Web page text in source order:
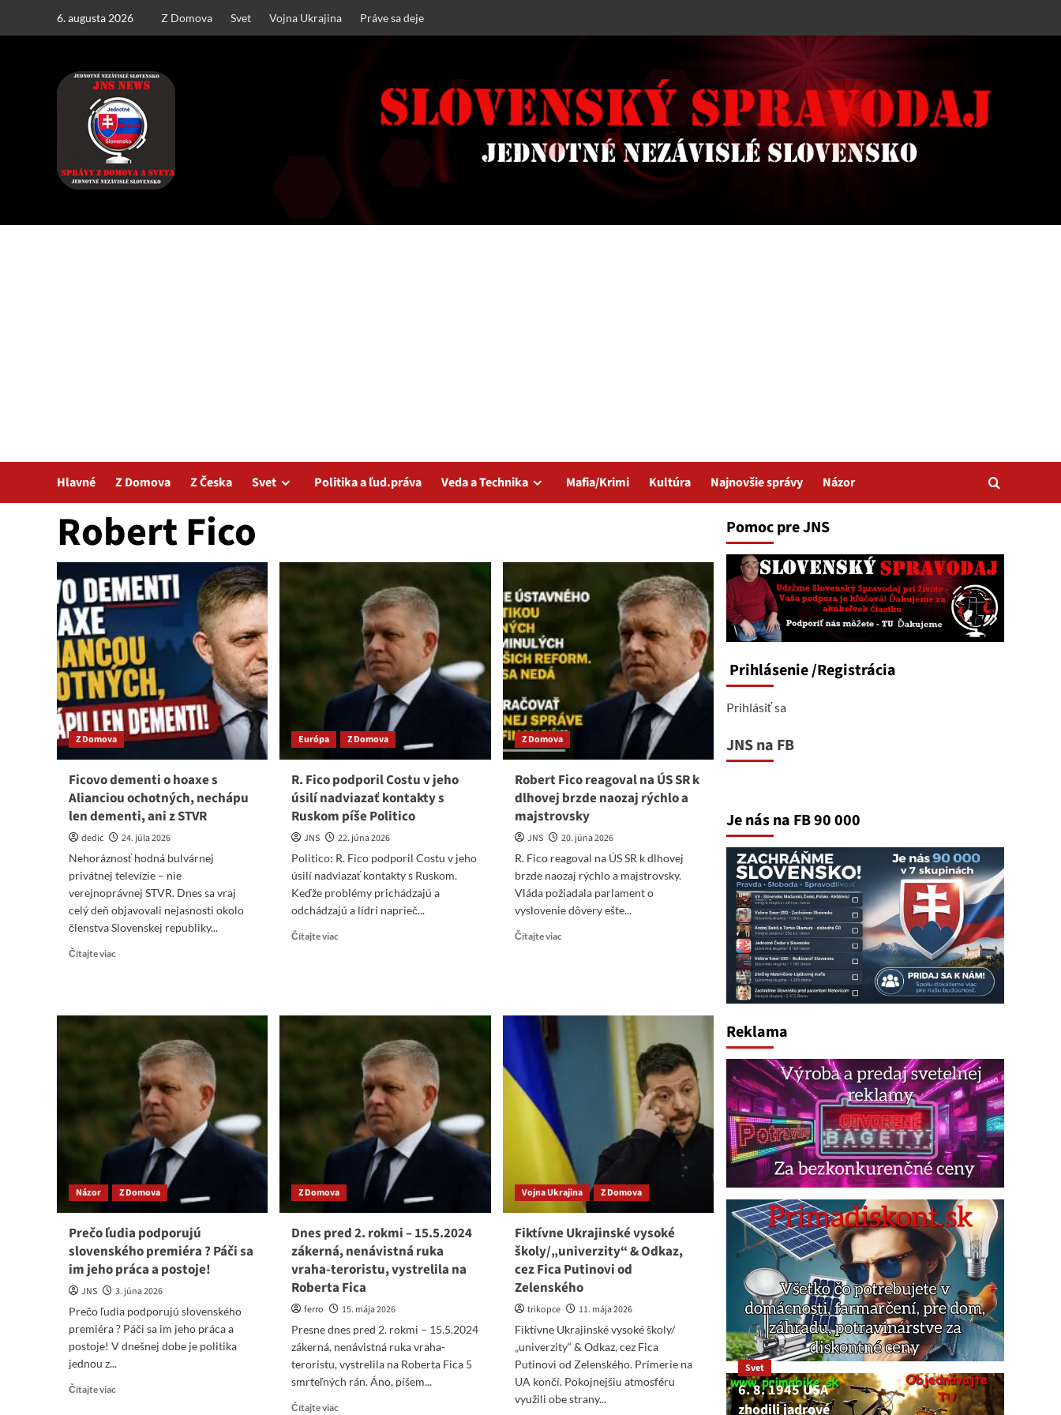
6. augusta 2026 Z Domova Svet Vojna Ukrajina Práve sa deje
Hlavné Z Domova Z Česka Svet Politika a ľud.práva Veda a Technika Mafia/Krimi Kultúra Najnovšie správy Názor
Robert Fico
Z Domova
Ficovo dementi o hoaxe s
Alianciou ochotných, nechápu
len dementi, ani z STVR
dedic
24. júla 2026
Nehoráznosť hodná bulvárnej
privátnej televízie – nie
verejnoprávnej STVR. Dnes sa vraj
celý deň objavovali nejasnosti okolo
členstva Slovenskej republiky...
Čítajte viac
Alianciou
ochotných,
nechápu
dementi,
ani
Európa Z Domova
R. Fico podporil Costu v jeho
úsilí nadviazať kontakty s
Ruskom píše Politico
JNS
22. júna 2026
Politico: R. Fico podporil Costu v jeho
úsilí nadviazať kontakty s Ruskom.
Keďže problémy prichádzajú a
odchádzajú a lídri naprieč...
Čítajte viac
nadviazať
kontakty
Ruskom
píše
Politico
Z Domova
Robert Fico reagoval na ÚS SR k
dlhovej brzde naozaj rýchlo a
majstrovsky
JNS
20. júna 2026
R. Fico reagoval na ÚS SR k dlhovej
brzde naozaj rýchlo a majstrovsky.
Vláda požiadala parlament o
vyslovenie dôvery ešte...
Čítajte viacRead
naozaj
rýchlo
a
majstrovsky
Názor Z Domova
Prečo ľudia podporujú
slovenského premiéra ? Páči sa
im jeho práca a postoje!
JNS
3. júna 2026
Prečo ľudia podporujú slovenského
premiéra ? Páči sa im jeho práca a
postoje! V dnešnej dobe je politika
jednou z...
Čítajte viac
Z Domova
Dnes pred 2. rokmi – 15.5.2024
zákerná, nenávistná ruka
vraha-teroristu, vystrelila na
Roberta Fica
ferro
15. mája 2026
Presne dnes pred 2. rokmi – 15.5.2024
zákerná, nenávistná ruka vraha-
teroristu, vystrelila na Roberta Fica 5
smrteľných rán. Áno, píšem...
Čítajte viac
Vojna Ukrajina Z Domova
Fiktívne Ukrajinské vysoké
školy/„univerzity“ & Odkaz,
cez Fica Putinovi od
Zelenského
trikopce
11. mája 2026
Fiktívne Ukrajinské vysoké školy/
„univerzity“ & Odkaz, cez Fica
Putinovi od Zelenského. Prímerie na
UA končí. Pokojnejšiu atmosféru
využili obe strany...
Pomoc pre JNS
Prihlásenie/Registrácia
Prihlásiť sa
JNS na FB
Je nás na FB 90 000
Reklama
Svet
6. 8. 1945 USA
zhodili jadrové